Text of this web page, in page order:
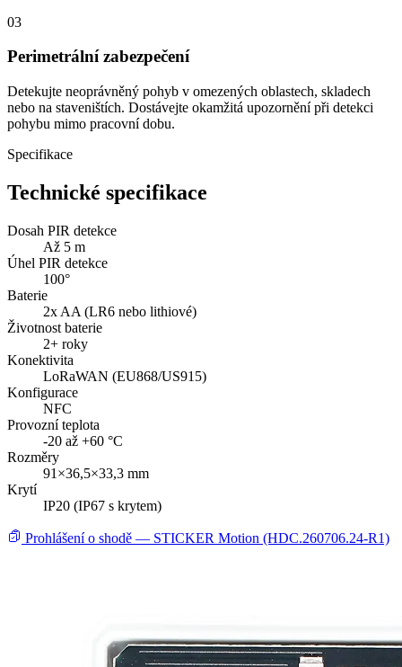
03
Perimetrální zabezpečení
Detekujte neoprávněný pohyb v omezených oblastech, skladech
nebo na staveništích. Dostávejte okamžitá upozornění při detekci
pohybu mimo pracovní dobu.
Specifikace
Technické specifikace
Dosah PIR detekce
Až 5 m
Úhel PIR detekce
100°
Baterie
2x AA (LR6 nebo lithiové)
Životnost baterie
2+ roky
Konektivita
LoRaWAN (EU868/US915)
Konfigurace
NFC
Provozní teplota
-20 až +60 °C
Rozměry
91×36,5×33,3 mm
Krytí
IP20 (IP67 s krytem)
Prohlášení o shodě — STICKER Motion (HDC.260706.24-R1)